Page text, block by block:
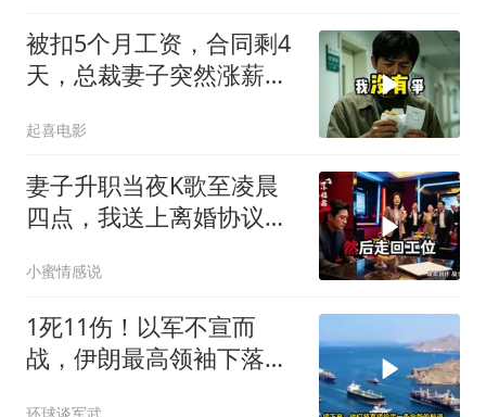
被扣5个月工资，合同剩4
天，总裁妻子突然涨薪续
起喜电影
妻子升职当夜K歌至凌晨
四点，我送上离婚协议果
口：我们谈谈
小蜜情感说
1死11伤！以军不宣而
战，伊朗最高领袖下落不